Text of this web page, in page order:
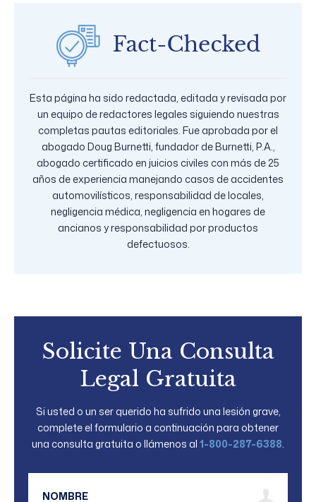
Esta página ha sido redactada, editada y revisada por
un equipo de redactores legales siguiendo nuestras
completas pautas editoriales. Fue aprobada por el
abogado Doug Burnetti, fundador de Burnetti, P.A.,
abogado certificado en juicios civiles con más de 25
años de experiencia manejando casos de accidentes
automovilísticos, responsabilidad de locales,
negligencia médica, negligencia en hogares de
ancianos y responsabilidad por productos
defectuosos.
Solicite Una Consulta
Legal Gratuita
Si usted o un ser querido ha sufrido una lesión grave,
complete el formulario a continuación para obtener
una consulta gratuita o llámenos al 1-800-287-6388.